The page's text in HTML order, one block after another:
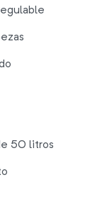
50 litros